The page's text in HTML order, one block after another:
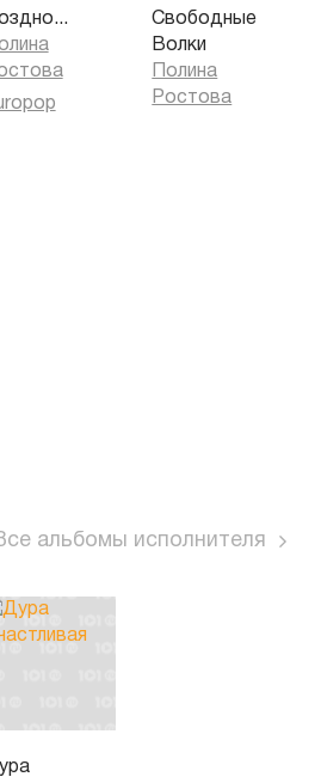
Свободные
Волки
Полина
Ростова
альбомы исполнителя